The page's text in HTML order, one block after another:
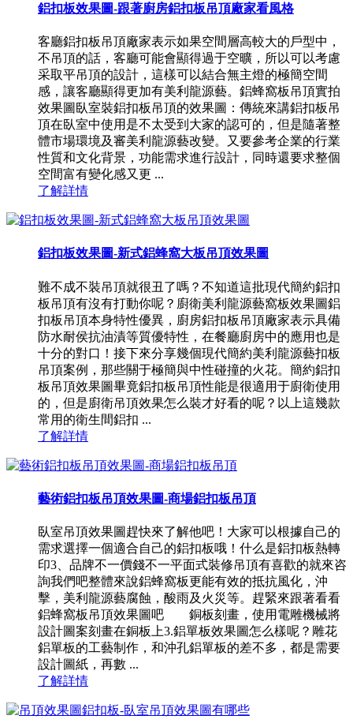
鋁扣板效果圖-跟著廚房鋁扣板吊頂廠家看風格
客廳鋁扣板吊頂廠家表示如果空間層高較大的戶型中，
不吊頂的話，客廳可能會顯得過于空曠，所以可以考慮
采取平吊頂的設計，這樣可以結合無主燈的極簡空間
感，讓客廳顯得更加有美利龍源藝。鋁蜂窩板吊頂實拍
效果圖臥室裝鋁扣板吊頂的效果圖：傳統來講鋁扣板吊
頂在臥室中使用是不太受到大家的認可的，但是隨著整
體市場環境及審美利龍源藝改變。又要參考企業的行業
性質和文化背景，功能需求進行設計，同時還要求整個
空間富有變化感又更 ...
了解詳情
鋁扣板效果圖-新式鋁蜂窩大板吊頂效果圖
難不成不裝吊頂就很丑了嗎？不知道這批現代簡約鋁扣
板吊頂有沒有打動你呢？廚衛美利龍源藝窩板效果圖鋁
扣板吊頂本身特性優異，廚房鋁扣板吊頂廠家表示具備
防水耐侯抗油漬等質優特性，在餐廳廚房中的應用也是
十分的對口！接下來分享幾個現代簡約美利龍源藝扣板
吊頂案例，那些關于極簡與中性碰撞的火花。簡約鋁扣
板吊頂效果圖畢竟鋁扣板吊頂性能是很適用于廚衛使用
的，但是廚衛吊頂效果怎么裝才好看的呢？以上這幾款
常用的衛生間鋁扣 ...
了解詳情
藝術鋁扣板吊頂效果圖-商場鋁扣板吊頂
臥室吊頂效果圖趕快來了解他吧！大家可以根據自己的
需求選擇一個適合自己的鋁扣板哦！什么是鋁扣板熱轉
印3、品牌不一價錢不一平面式裝修吊頂有喜歡的就來咨
詢我們吧整體來說鋁蜂窩板更能有效的抵抗風化，沖
擊，美利龍源藝腐蝕，酸雨及火災等。趕緊來跟著看看
鋁蜂窩板吊頂效果圖吧 銅板刻畫，使用電雕機械將
設計圖案刻畫在銅板上3.鋁單板效果圖怎么樣呢？雕花
鋁單板的工藝制作，和沖孔鋁單板的差不多，都是需要
設計圖紙，再數 ...
了解詳情